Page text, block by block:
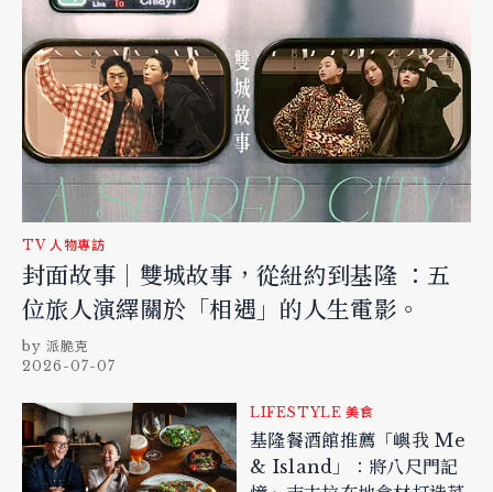
TV 人物專訪
封面故事｜雙城故事，從紐約到基隆 ：五
位旅人演繹關於「相遇」的人生電影。
派脆克
2026-07-07
LIFESTYLE 美食
基隆餐酒館推薦「嶼我 Me
& Island」：將八尺門記